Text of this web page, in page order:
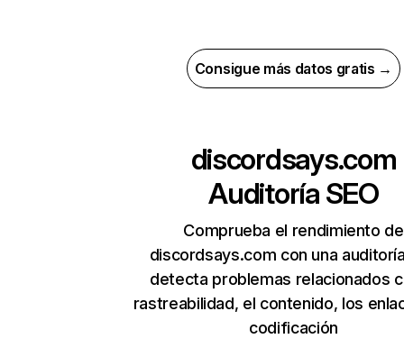
Consigue más datos gratis →
discordsays.com
Auditoría SEO
Comprueba el rendimiento de
discordsays.com con una
detecta problemas relacionados
rastreabilidad, el contenido, los
codificación